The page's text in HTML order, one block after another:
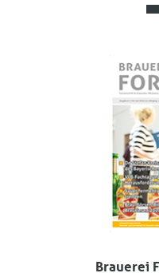
Brauerei